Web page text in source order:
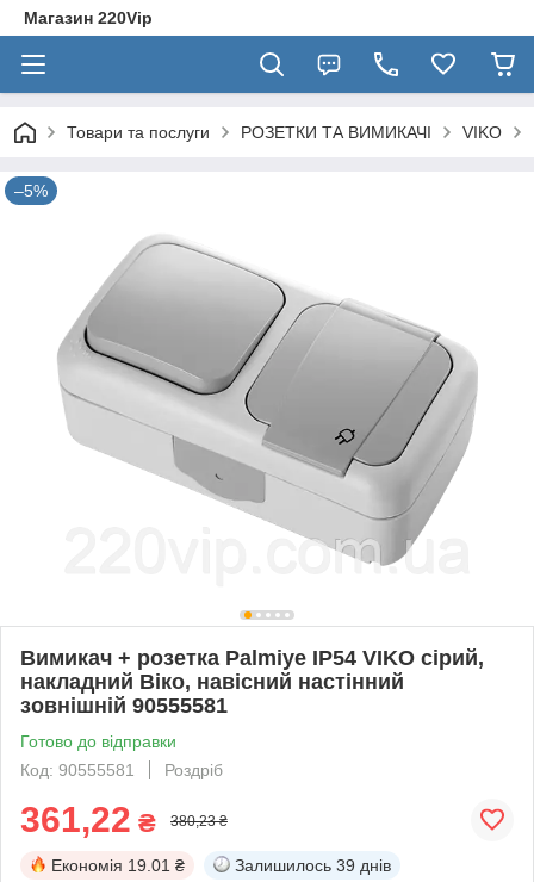
Магазин 220Vip
Товари та послуги РОЗЕТКИ ТА ВИМИКАЧІ VIKO
–5%
Вимикач + розетка Palmiye IP54 VIKO сірий,
накладний Віко, навісний настінний
зовнішній 90555581
Готово до відправки
Код: 90555581
Роздріб
361,22 ₴ 380,23 ₴
Економія 19.01 ₴ Залишилось 39 днів